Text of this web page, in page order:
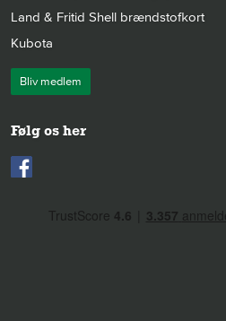
Land & Fritid Shell brændstofkort
Kubota
Bliv medlem
Følg os her